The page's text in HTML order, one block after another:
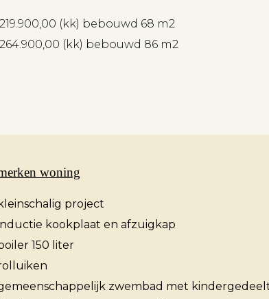
(kk) bebouwd 68 m2
(kk) bebouwd 86 m2
woning
kleinschalig project
kookplaat en afzuigkap
150 liter
zwembad met